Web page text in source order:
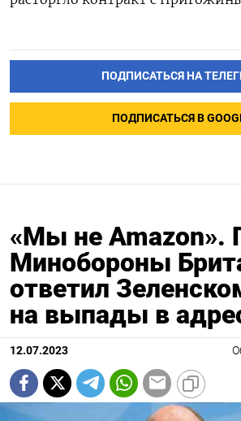
ПОДПИСАТЬСЯ НА
ПОДПИСАТЬСЯ В
«Мы не Amazon».
Минобороны
ответил
на выпады в
12.07.2023